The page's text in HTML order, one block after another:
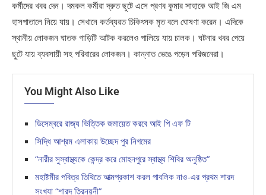
কর্মীদের খবর দেন। দমকল কর্মীরা দ্রুত ছুটে এসে প্রণব কুমার সাহাকে আই জি এম
হাসপাতালে নিয়ে যায়। সেখানে কর্তব্যরত চিকিৎসক মৃত বলে ঘোষণা করেন। এদিকে
স্থানীয় লোকজন ঘাতক গাড়িটি আটক করলেও পালিয়ে যায় চালক। ঘটনার খবর পেয়ে
ছুটে যায় ব্যবসায়ী সহ পরিবারের লোকজন। কান্নাত ভেঙে পড়েন পরিজনেরা।
You Might Also Like
ডিসেম্বরে রাজ্য ভিত্তিক জমায়েত করবে আই পি এফ টি
সিদ্ধি আশ্রম এলাকায় উচ্ছেদ পুর নিগমের
“নারীর সুস্বাস্থ্যকে কেন্দ্র করে মোহনপুরে স্বাস্থ্য শিবির অনুষ্ঠিত”
মহাষ্টমীর পবিত্র তিথিতে আত্মপ্রকাশ করল পাবলিক নাও-এর প্রথম শারদ
সংখ্যা “শারদ ত্রিনয়নী”